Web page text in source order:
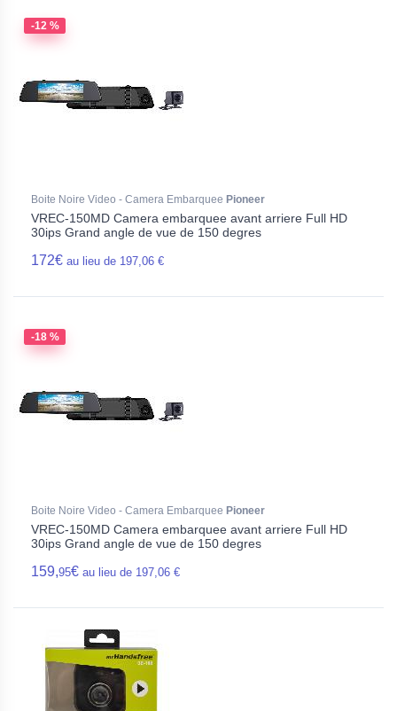
-12 %
Boite Noire Video - Camera Embarquee Pioneer
VREC-150MD Camera embarquee avant arriere Full HD
30ips Grand angle de vue de 150 degres
172€ au lieu de 197,06 €
-18 %
Boite Noire Video - Camera Embarquee Pioneer
VREC-150MD Camera embarquee avant arriere Full HD
30ips Grand angle de vue de 150 degres
159,95€ au lieu de 197,06 €